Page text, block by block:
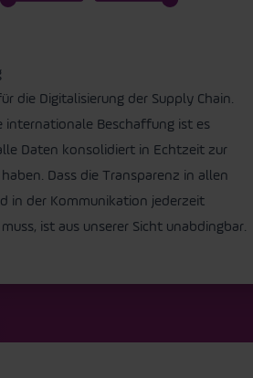
die Digitalisierung der Supply Chain.
internationale Beschaffung ist es
Daten konsolidiert in Echtzeit zur
Dass die Transparenz in allen
in der Kommunikation jederzeit
ist aus unserer Sicht unabdingbar.